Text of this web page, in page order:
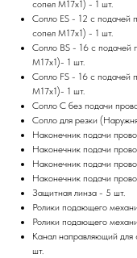
сопел М17х1) - 1 шт.
Сопло ES - 12 с подачей
сопел М17х1) - 1 шт.
Сопло BS - 16 с подачей
М17х1)- 1 шт.
Сопло FS - 16 с подачей
М17х1)- 1 шт.
Сопло С без подачи
Сопло для резки
Наконечник подачи
Наконечник подачи
Наконечник подачи
Наконечник подачи
Защитная линза - 5 шт.
Ролики подающего
Ролики подающего
Канал направляющий
шт.